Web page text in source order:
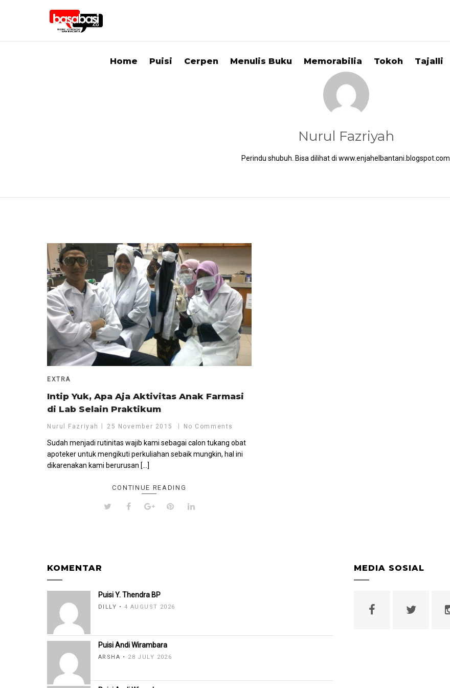
Home Puisi Cerpen Menulis Buku Memorabilia Tokoh Tajalli
Nurul Fazriyah
Perindu shubuh. Bisa dilihat di www.enjahelbantani.blogspot.com.
EXTRA
Intip Yuk, Apa Aja Aktivitas Anak Farmasi
di Lab Selain Praktikum
Nurul Fazriyah 25 November 2015 No Comments
Sudah menjadi rutinitas wajib kami sebagai calon tukang obat
apoteker untuk mengikuti perkuliahan sebaik mungkin, hal ini
dikarenakan kami berurusan […]
CONTINUE READING
KOMENTAR
Puisi Y. Thendra BP
DILLY 4 AUGUST 2026
Puisi Andi Wirambara
ARSHA 28 JULY 2026
MEDIA SOSIAL